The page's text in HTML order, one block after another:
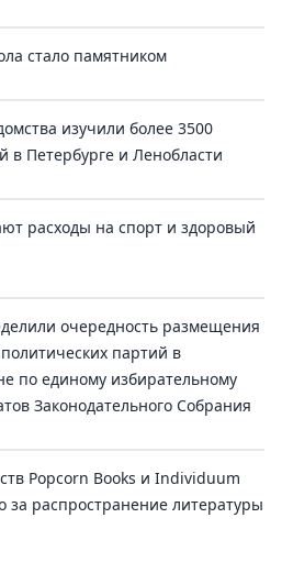
стало памятником
изучили более 3500
в Петербурге и Ленобласти
расходы на спорт и здоровый
очередность размещения
партий в
по единому избирательному
Законодательного Собрания
Popcorn Books и Individuum
за распространение литературы